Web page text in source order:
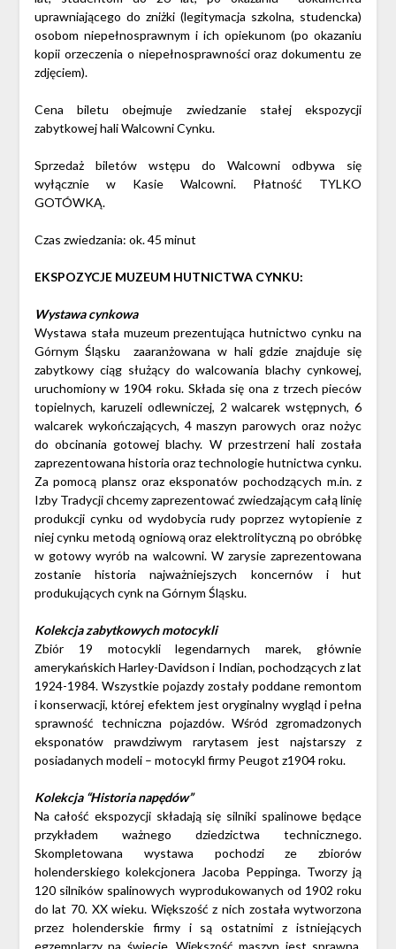
uprawniającego do zniżki (legitymacja szkolna, studencka)
osobom niepełnosprawnym i ich opiekunom (po okazaniu
kopii orzeczenia o niepełnosprawności oraz dokumentu ze
zdjęciem).
Cena biletu obejmuje zwiedzanie stałej ekspozycji
zabytkowej hali Walcowni Cynku.
Sprzedaż biletów wstępu do Walcowni odbywa się
wyłącznie w Kasie Walcowni. Płatność TYLKO
GOTÓWKĄ.
Czas zwiedzania: ok. 45 minut
EKSPOZYCJE MUZEUM HUTNICTWA CYNKU:
Wystawa cynkowa
Wystawa stała muzeum prezentująca hutnictwo cynku na
Górnym Śląsku zaaranżowana w hali gdzie znajduje się
zabytkowy ciąg służący do walcowania blachy cynkowej,
uruchomiony w 1904 roku. Składa się ona z trzech pieców
topielnych, karuzeli odlewniczej, 2 walcarek wstępnych, 6
walcarek wykończających, 4 maszyn parowych oraz nożyc
do obcinania gotowej blachy. W przestrzeni hali została
zaprezentowana historia oraz technologie hutnictwa cynku.
Za pomocą plansz oraz eksponatów pochodzących m.in. z
Izby Tradycji chcemy zaprezentować zwiedzającym całą linię
produkcji cynku od wydobycia rudy poprzez wytopienie z
niej cynku metodą ogniową oraz elektrolityczną po obróbkę
w gotowy wyrób na walcowni. W zarysie zaprezentowana
zostanie historia najważniejszych koncernów i hut
produkujących cynk na Górnym Śląsku.
Kolekcja zabytkowych motocykli
Zbiór 19 motocykli legendarnych marek, głównie
amerykańskich Harley-Davidson i Indian, pochodzących z lat
1924-1984. Wszystkie pojazdy zostały poddane remontom
i konserwacji, której efektem jest oryginalny wygląd i pełna
sprawność techniczna pojazdów. Wśród zgromadzonych
eksponatów prawdziwym rarytasem jest najstarszy z
posiadanych modeli – motocykl firmy Peugot z1904 roku.
Kolekcja “Historia napędów”
Na całość ekspozycji składają się silniki spalinowe będące
przykładem ważnego dziedzictwa technicznego.
Skompletowana wystawa pochodzi ze zbiorów
holenderskiego kolekcjonera Jacoba Peppinga. Tworzy ją
120 silników spalinowych wyprodukowanych od 1902 roku
do lat 70. XX wieku. Większość z nich została wytworzona
przez holenderskie firmy i są ostatnimi z istniejących